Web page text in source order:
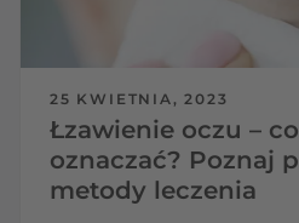
25 KWIETNIA, 2023
Łzawienie oczu –
oznaczać? Poznaj
metody leczenia